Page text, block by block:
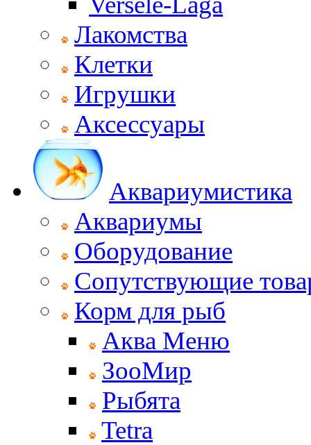
Лакомства
Клетки
Игрушки
Аксессуары
Аквариумистика
Аквариумы
Оборудование
Сопутствующие
Корм для рыб
Аква Меню
ЗооМир
Рыбята
Tetra